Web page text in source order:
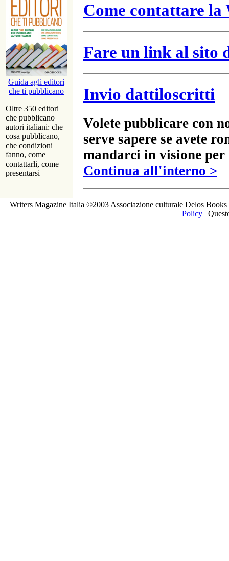
Guida agli editori
che ti pubblicano
Oltre 350 editori
che pubblicano
autori italiani: che
cosa pubblicano,
che condizioni
fanno, come
contattarli, come
presentarsi
Come contattare
Fare un link al sito
Invio dattiloscritti
Volete pubblicare con
serve sapere se avete
mandarci in visione
Continua all'interno >
Writers Magazine Italia ©2003 Associazione culturale Delos
Policy |